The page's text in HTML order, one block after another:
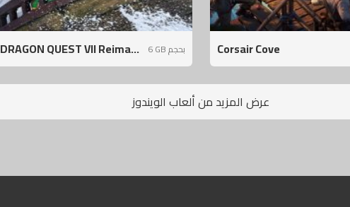
Corsair Cove
DRAGON QUEST VII Reima... 6 GB بحجم
عرض المزيد من ألعاب الويندوز